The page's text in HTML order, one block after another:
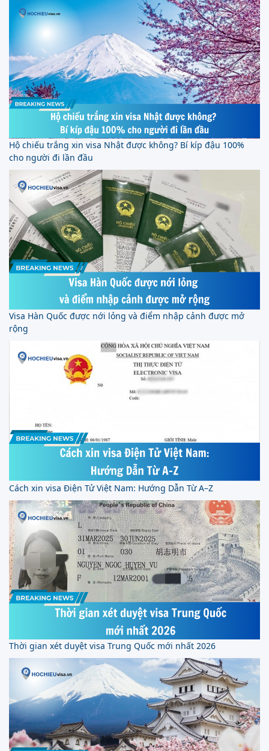
Hộ chiếu trắng xin visa Nhật được không? Bí kíp đậu 100%
cho người đi lần đầu
Visa Hàn Quốc được nới lỏng và điểm nhập cảnh được mở
rộng
Cách xin visa Điện Tử Việt Nam: Hướng Dẫn Từ A–Z
Thời gian xét duyệt visa Trung Quốc mới nhất 2026